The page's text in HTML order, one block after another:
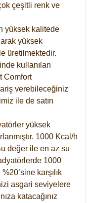
çeşitli renk ve
yüksek kalitede
yüksek
üretilmektedir.
kullanılan
Comfort
verebileceğiniz
ile de satın
yüksek
1000 Kcal/h
değer ile en az su
1000
karşılık
asgari seviyelere
katacağınız